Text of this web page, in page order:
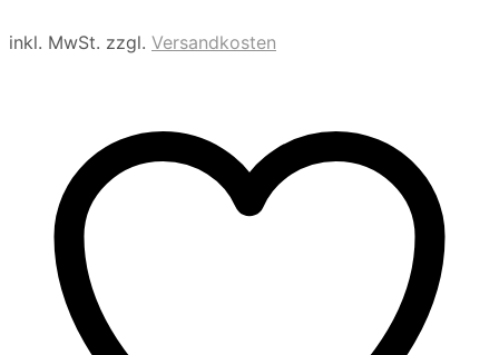
Hemdkragen
inkl. MwSt. zzgl. Versandkosten